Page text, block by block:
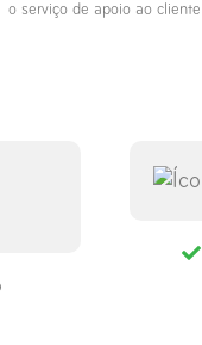
o serviço de apoio ao cliente